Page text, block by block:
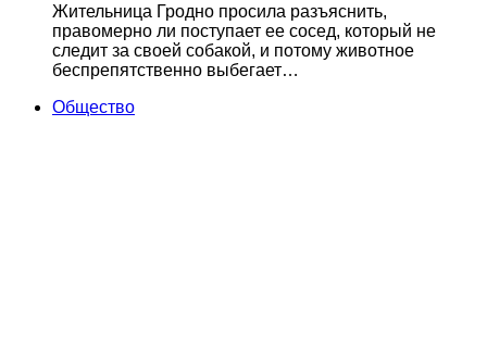
Жительница Гродно просила разъяснить,
правомерно ли поступает ее сосед, который не
следит за своей собакой, и потому животное
беспрепятственно выбегает…
Общество